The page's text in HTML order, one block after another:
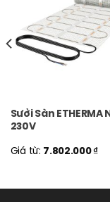
Sưởi Sàn ETHERMA
230V
Giá từ: 7.802.000₫